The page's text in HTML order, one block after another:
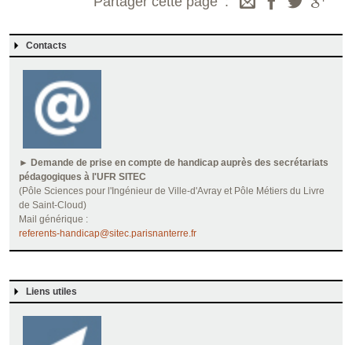
Contacts
► Demande de prise en compte de handicap auprès des secrétariats
pédagogiques à l'UFR SITEC
(Pôle Sciences pour l'Ingénieur de Ville-d'Avray et Pôle Métiers du Livre
de Saint-Cloud)
Mail générique :
referents-handicap@sitec.parisnanterre.fr
Liens utiles